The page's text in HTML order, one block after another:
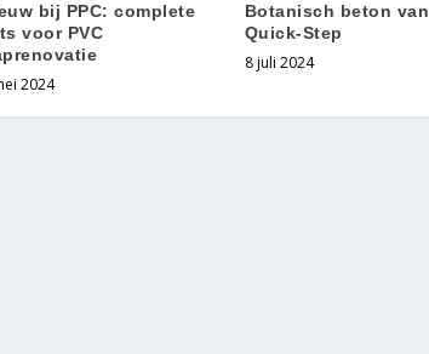
bij PPC: complete
voor PVC
2024
Botanisch beton van
Quick-Step
8 juli 2024